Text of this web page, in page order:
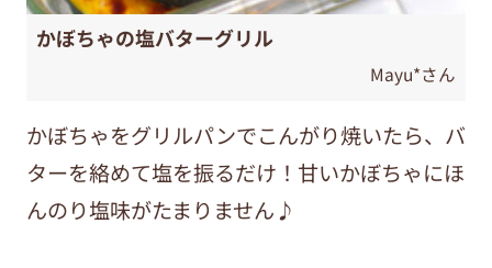
かぼちゃの塩バターグリル
Mayu*さん
かぼちゃをグリルパンでこんがり焼いたら、バ
ターを絡めて塩を振るだけ！甘いかぼちゃにほ
んのり塩味がたまりません♪